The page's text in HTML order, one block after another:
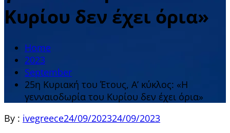
Κυρίου δεν έχει όρια»
Home
2023
September
25η Κυριακή του Έτους, Α’ κύκλος: «Η
γενναιοδωρία του Κυρίου δεν έχει όρια»
By : ivegreece24/09/202324/09/2023